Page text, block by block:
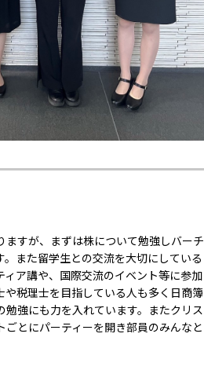
すが、まずは株について勉強しバーチ
また留学生との交流を大切にしている
ア講や、国際交流のイベント等に参加
や税理士を目指している人も多く日商簿
強にも力を入れています。またクリス
とにパーティーを開き部員のみんなと